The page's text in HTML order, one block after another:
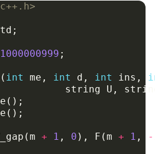
;
1000000999 ;
( int me , int d , int ins ,
string
U ,
();
();
(m + 1 , 0 ), F (m + 1 , -